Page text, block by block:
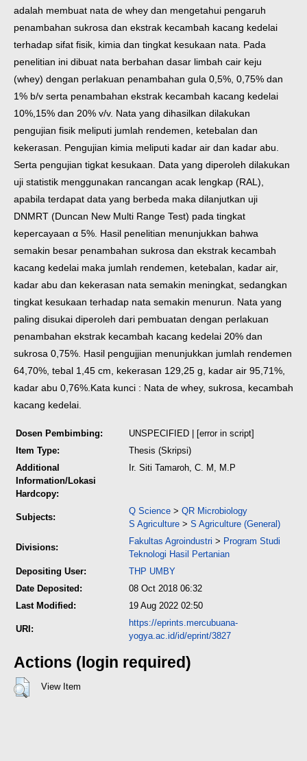
adalah membuat nata de whey dan mengetahui pengaruh
penambahan sukrosa dan ekstrak kecambah kacang kedelai
terhadap sifat fisik, kimia dan tingkat kesukaan nata. Pada
penelitian ini dibuat nata berbahan dasar limbah cair keju
(whey) dengan perlakuan penambahan gula 0,5%, 0,75% dan
1% b/v serta penambahan ekstrak kecambah kacang kedelai
10%,15% dan 20% v/v. Nata yang dihasilkan dilakukan
pengujian fisik meliputi jumlah rendemen, ketebalan dan
kekerasan. Pengujian kimia meliputi kadar air dan kadar abu.
Serta pengujian tigkat kesukaan. Data yang diperoleh dilakukan
uji statistik menggunakan rancangan acak lengkap (RAL),
apabila terdapat data yang berbeda maka dilanjutkan uji
DNMRT (Duncan New Multi Range Test) pada tingkat
kepercayaan α 5%. Hasil penelitian menunjukkan bahwa
semakin besar penambahan sukrosa dan ekstrak kecambah
kacang kedelai maka jumlah rendemen, ketebalan, kadar air,
kadar abu dan kekerasan nata semakin meningkat, sedangkan
tingkat kesukaan terhadap nata semakin menurun. Nata yang
paling disukai diperoleh dari pembuatan dengan perlakuan
penambahan ekstrak kecambah kacang kedelai 20% dan
sukrosa 0,75%. Hasil pengujjian menunjukkan jumlah rendemen
64,70%, tebal 1,45 cm, kekerasan 129,25 g, kadar air 95,71%,
kadar abu 0,76%. Kata kunci : Nata de whey, sukrosa, kecambah
kacang kedelai.
Dosen Pembimbing:
UNSPECIFIED | [error in script]
Item Type:
Thesis (Skripsi)
Additional
Information/Lokasi
Hardcopy:
Ir. Siti Tamaroh, C. M, M.P
Subjects:
Q Science > QR Microbiology
S Agriculture > S Agriculture (General)
Divisions:
Fakultas Agroindustri > Program Studi
Teknologi Hasil Pertanian
Depositing User:
THP UMBY
Date Deposited:
08 Oct 2018 06:32
Last Modified:
19 Aug 2022 02:50
URI:
https://eprints.mercubuana-
yogya.ac.id/id/eprint/3827
Actions (login required)
View Item